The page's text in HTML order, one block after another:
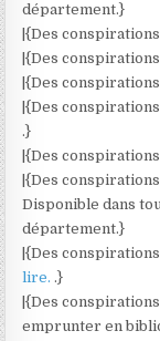
département.}
|{Des
|{Des
|{Des
|{Des
.}
|{Des
|{Des
Disponible dans
département.}
|{Des
lire..}
|{Des
emprunter en